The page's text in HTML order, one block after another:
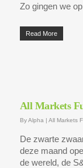
Zo gingen we
Read More
All Markets
By Alpha | All Markets
De zwarte
deze maand
de wereld, de